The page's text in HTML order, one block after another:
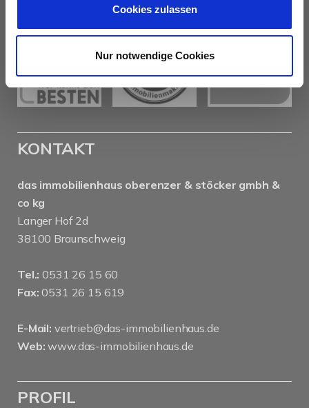
Cookies zulassen
Nur notwendige Cookies
KONTAKT
das immobilienhaus oberenzer & stöcker gmbh &
co kg
Langer Hof 2d
38100 Braunschweig
Tel.: 0531 26 15 60
Fax: 0531 26 15 619
E-Mail: vertrieb@das-immobilienhaus.de
Web: www.das-immobilienhaus.de
PROFIL